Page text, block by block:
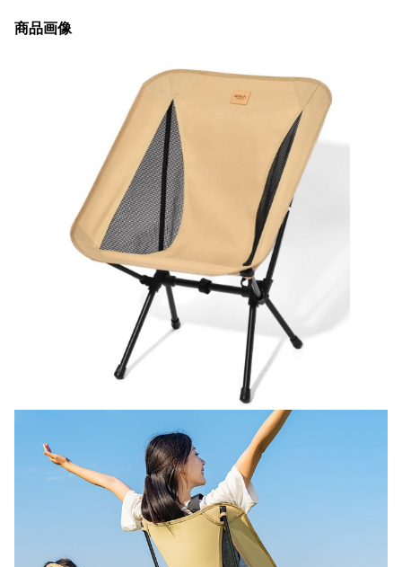
商品画像